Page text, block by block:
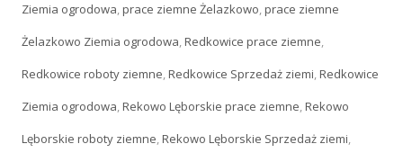
Ziemia ogrodowa,prace ziemne Żelazkowo,prace ziemne
Żelazkowo Ziemia ogrodowa,Redkowice prace ziemne,
Redkowice roboty ziemne,Redkowice Sprzedaż ziemi,Redkowice
Ziemia ogrodowa,Rekowo Lęborskie prace ziemne,Rekowo
Lęborskie roboty ziemne,Rekowo Lęborskie Sprzedaż ziemi,